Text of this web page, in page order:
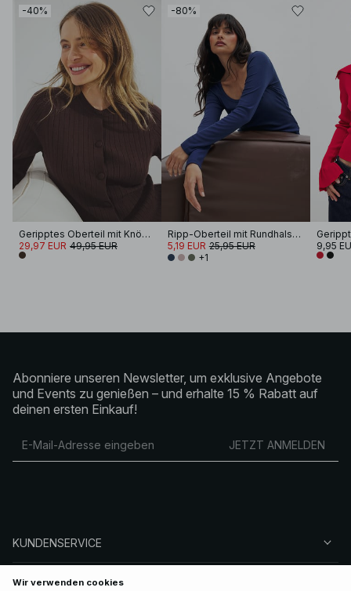
-40%
Geripptes Oberteil mit Knöpfen
29,97 EUR 49,95 EUR
-80%
Ripp-Oberteil mit Rundhalsausschnitt
5,19 EUR 25,95 EUR
+1
9,95
Abonniere unseren Newsletter, um exklusive Angebote
und Events zu genießen – und erhalte 15 % Rabatt auf
deinen ersten Einkauf!
JETZT ANMELDEN
KUNDENSERVICE
ÜBER NA-KD